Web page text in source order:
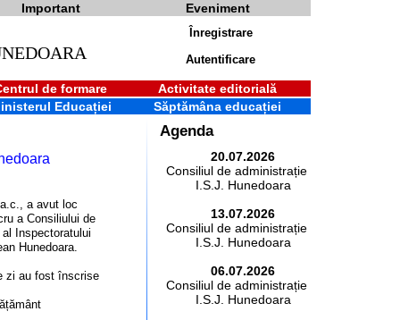
Important Eveniment
Înregistrare
Autentificare
de formare
Activitate editorială
Educației Săptămâna educației
Agenda
20.07.2026
Consiliul de administrație al
I.S.J. Hunedoara
13.07.2026
Consiliul de administrație al
I.S.J. Hunedoara
06.07.2026
Consiliul de administrație al
I.S.J. Hunedoara
a avut loc
a Consiliului de
Inspectoratului
Hunedoara.
zi au fost înscrise